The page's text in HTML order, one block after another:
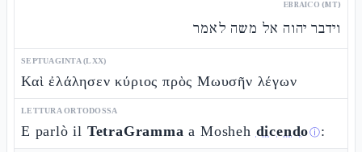
EBRAICO (MT)
וידבר יהוה אל משה לאמר
SEPTUAGINTA (LXX)
Καὶ ἐλάλησεν κύριος πρὸς Μωυσῆν λέγων
LETTURA ORTODOSSA
E parlò il TetraGramma a Mosheh dicendoⓘ: